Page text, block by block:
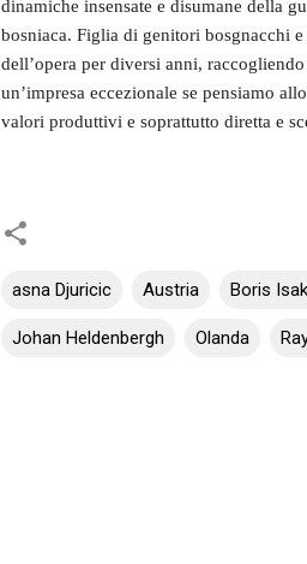
dinamiche insensate e disumane della
bosniaca. Figlia di genitori bosgnacchi
dell’opera per diversi anni,
un’impresa eccezionale se pensiamo
valori produttivi e soprattutto diretta e
asna Djuricic Austria Boris
Johan Heldenbergh Olanda